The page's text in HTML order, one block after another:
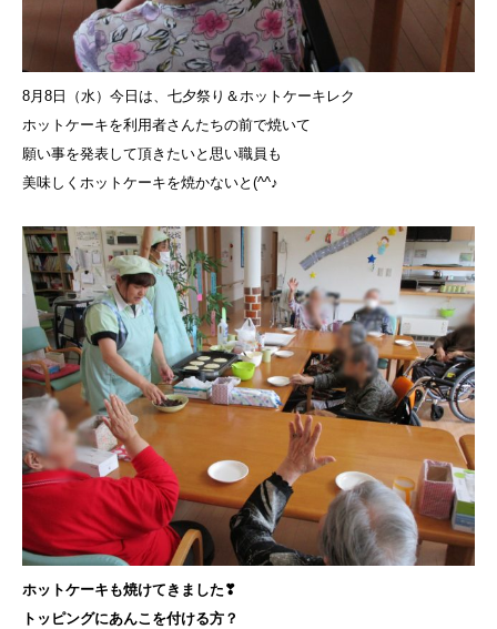
8月8日（水）今日は、七夕祭り＆ホットケーキレク
ホットケーキを利用者さんたちの前で焼いて
願い事を発表して頂きたいと思い職員も
美味しくホットケーキを焼かないと(^^♪
ホットケーキも焼けてきました❣
トッピングにあんこを付ける方？